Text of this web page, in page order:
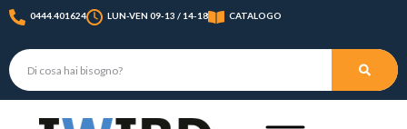
0444.401624 LUN-VEN 09-13 / 14-18 CATALOGO